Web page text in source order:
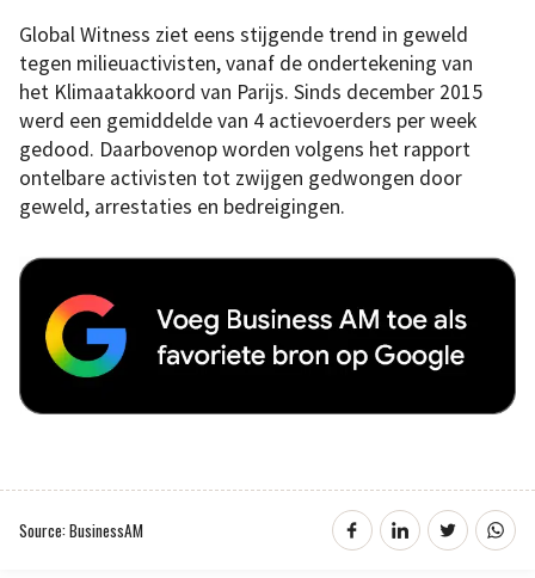
Global Witness ziet eens stijgende trend in geweld
tegen milieuactivisten, vanaf de ondertekening van
het Klimaatakkoord van Parijs. Sinds december 2015
werd een gemiddelde van 4 actievoerders per week
gedood. Daarbovenop worden volgens het rapport
ontelbare activisten tot zwijgen gedwongen door
geweld, arrestaties en bedreigingen.
Source: BusinessAM